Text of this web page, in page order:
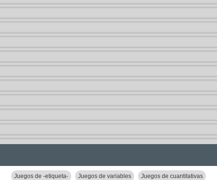
Juegos de -etiqueta- Juegos de variables Juegos de cuantitativas